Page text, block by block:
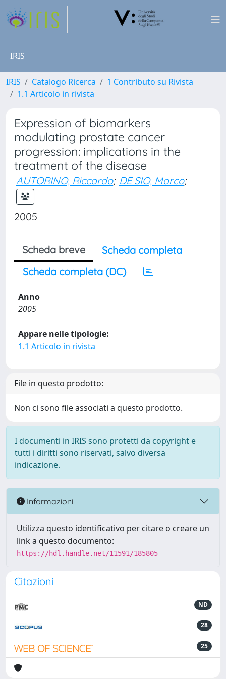
IRIS
IRIS Catalogo Ricerca
1 Contributo su Rivista
1.1 Articolo in rivista
Expression of biomarkers
modulating prostate cancer
progression: implications in the
treatment of the disease
AUTORINO, Riccardo; DE SIO, Marco;
2005
Scheda breve
Scheda completa
Scheda completa (DC)
Anno
2005
Appare nelle tipologie:
1.1 Articolo in rivista
File in questo prodotto:
Non ci sono file associati a questo prodotto.
I documenti in IRIS sono protetti da copyright e
tutti i diritti sono riservati, salvo diversa
indicazione.
Informazioni
Utilizza questo identificativo per citare o creare un
link a questo documento:
https://hdl.handle.net/11591/185805
Citazioni
ND
28
25